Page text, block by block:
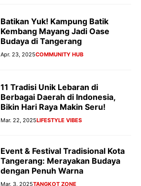
Batikan Yuk! Kampung Batik
Kembang Mayang Jadi Oase
Budaya di Tangerang
Apr. 23, 2025COMMUNITY HUB
11 Tradisi Unik Lebaran di
Berbagai Daerah di Indonesia,
Bikin Hari Raya Makin Seru!
Mar. 22, 2025LIFESTYLE VIBES
Event & Festival Tradisional Kota
Tangerang: Merayakan Budaya
dengan Penuh Warna
Mar. 3, 2025TANGKOT ZONE